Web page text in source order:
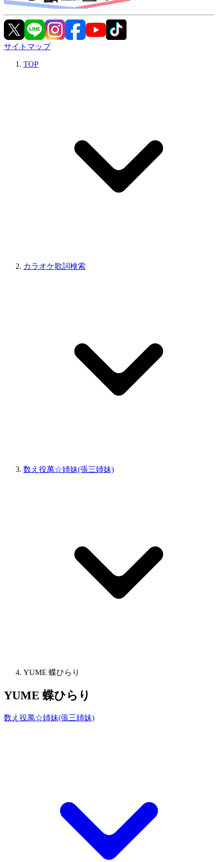
サイトマップ
TOP
カラオケ歌詞検索
数え役萬☆姉妹(張三姉妹)
YUME 蝶ひらり
YUME 蝶ひらり
数え役萬☆姉妹(張三姉妹)